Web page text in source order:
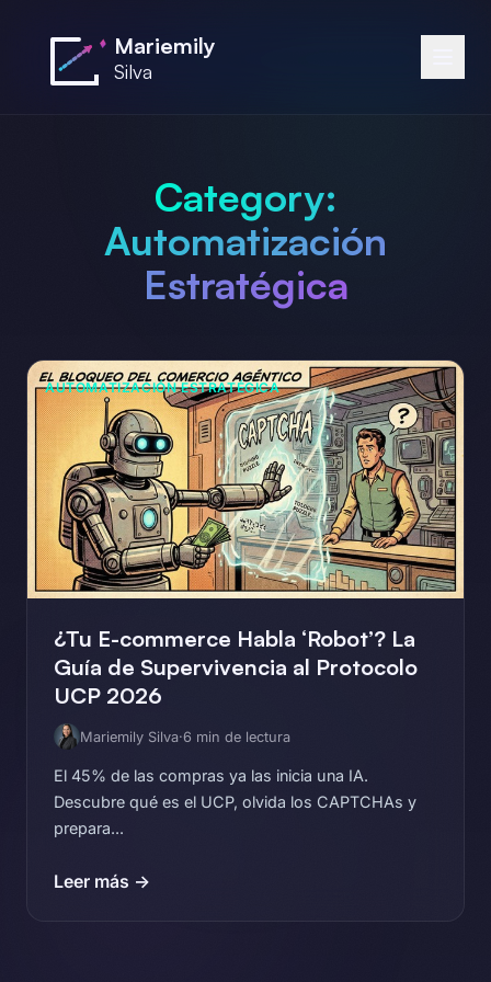
Mariemily
Silva
Category:
Automatización
Estratégica
AUTOMATIZACIÓN ESTRATÉGICA
¿Tu E-commerce Habla ‘Robot’? La
Guía de Supervivencia al Protocolo
UCP 2026
Mariemily Silva·6 min de lectura
El 45% de las compras ya las inicia una IA.
Descubre qué es el UCP, olvida los CAPTCHAs y
prepara...
Leer más →